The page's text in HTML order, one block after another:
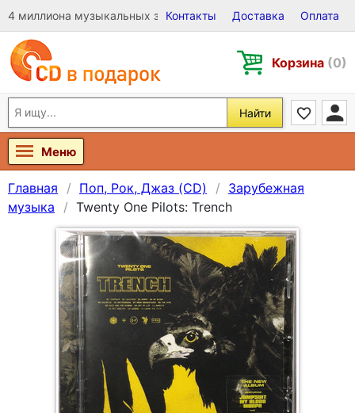
4 миллиона музыкальных записей на Виниле, CD и DVD
Контакты Доставка Оплата
Корзина (0)
Найти
Меню
Главная Поп, Рок, Джаз (CD)
Зарубежная
музыка
Twenty One Pilots: Trench